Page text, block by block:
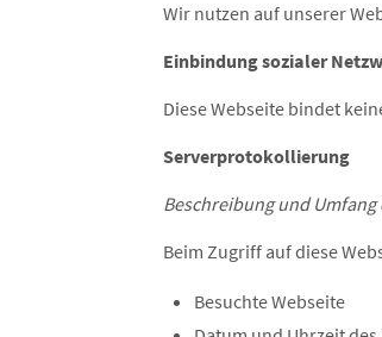
Wir nutzen auf unserer
Einbindung sozialer
Diese Webseite bindet
Serverprotokollierung
Beschreibung und
Beim Zugriff auf diese
Besuchte Webseite